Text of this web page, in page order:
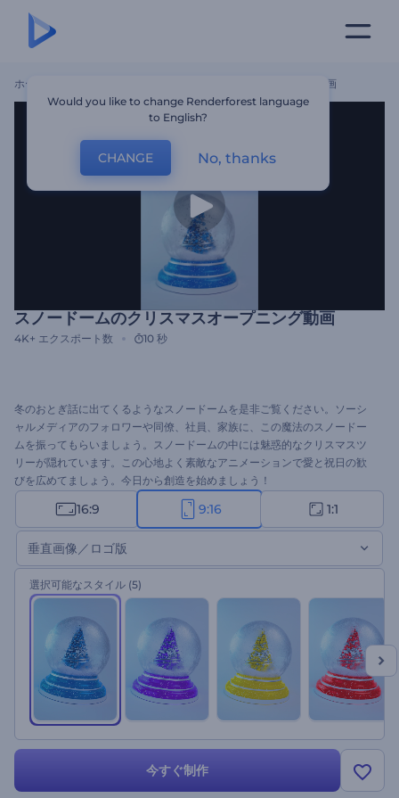
ホーム スノードームのクリスマスオープニング動画
スノードームのクリスマスオープニング動画
4K+ エクスポート数 10 秒
冬のおとぎ話に出てくるようなスノードームを是非ご覧ください。ソーシ
ャルメディアのフォロワーや同僚、社員、家族に、この魔法のスノードー
ムを振ってもらいましょう。スノードームの中には魅惑的なクリスマスツ
リーが隠れています。この心地よく素敵なアニメーションで愛と祝日の歓
びを広めてましょう。今日から創造を始めましょう！
16:9 9:16 1:1
垂直画像／ロゴ版
選択可能なスタイル (5)
今すぐ制作
Would you like to change Renderforest language
to English?
CHANGE No, thanks